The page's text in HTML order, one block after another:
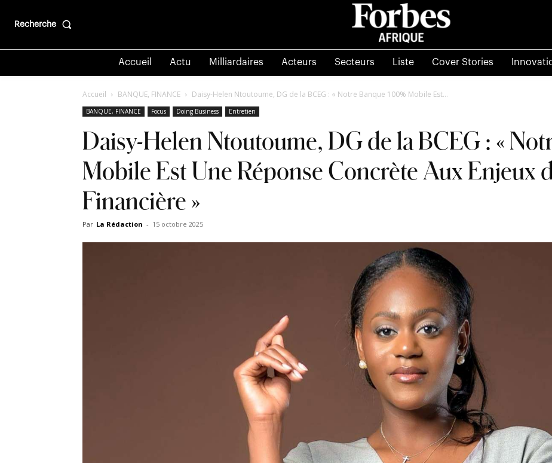
Recherche
Accueil Actu Milliardaires Acteurs Secteurs Liste Cover Stories
Accueil BANQUE, FINANCE Daisy-Helen Ntoutoume, DG de la BCEG : « Notre Banque 100% Mobile Est...
BANQUE, FINANCE Focus Doing Business Entretien
Daisy-Helen Ntoutoume, DG de la BCEG : «
Mobile Est Une Réponse Concrète Aux Enjeux
Financière »
Par La Rédaction - 15 octobre 2025